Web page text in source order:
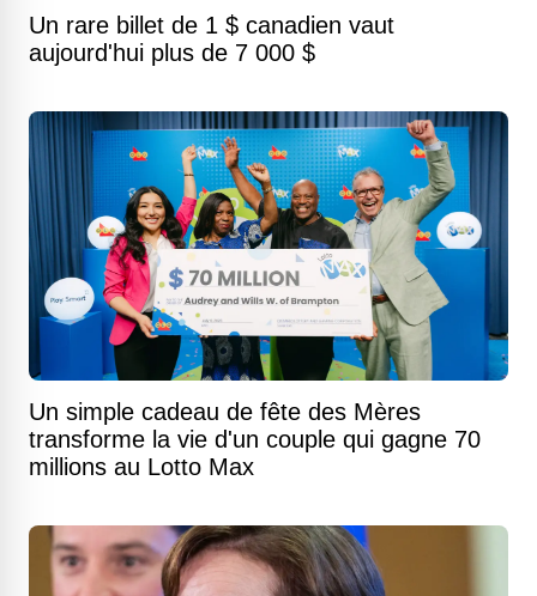
Un rare billet de 1 $ canadien vaut
aujourd'hui plus de 7 000 $
Un simple cadeau de fête des Mères
transforme la vie d'un couple qui gagne 70
millions au Lotto Max